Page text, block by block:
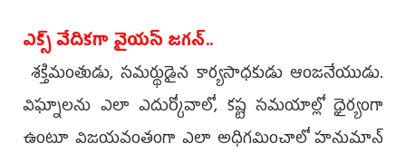
ఎక్స్ వేదిక‌గా వైయ‌స్ జ‌గ‌న్‌..
శ‌క్తిమంతుడు, స‌మ‌ర్థుడైన కార్య‌సాధ‌కుడు ఆంజ‌నేయుడు.
విఘ్నాలను ఎలా ఎదుర్కోవాలో, కష్ట సమయాల్లో ధైర్యంగా
ఉంటూ విజయవంతంగా ఎలా అధిగమించాలో హనుమాన్